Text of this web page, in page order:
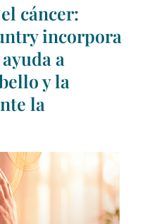
cáncer:
incorpora
a
y la
la